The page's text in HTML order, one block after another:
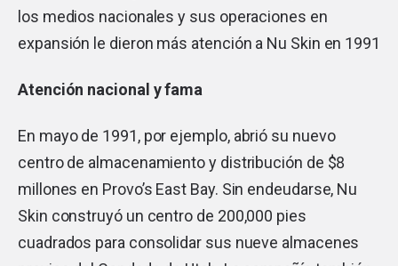
los medios nacionales y sus operaciones en
expansión le dieron más atención a Nu Skin en 1991
Atención nacional y fama
En mayo de 1991, por ejemplo, abrió su nuevo
centro de almacenamiento y distribución de $8
millones en Provo’s East Bay. Sin endeudarse, Nu
Skin construyó un centro de 200,000 pies
cuadrados para consolidar sus nueve almacenes